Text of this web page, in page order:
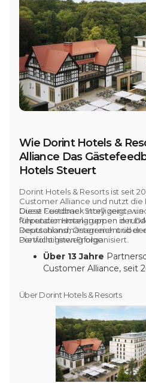
Wie Dorint Hotels &
Alliance Das
Hotels Steuert
Dorint Hotels & Resorts ist seit
Customer Alliance und nutzt die
Guest Feedback Intelligence
Reputationsmanagemen in
Deutschland, Österreich und
Diese Customer Story zeigt,
führenden Hotelgruppen der
Reputationsmanagement über
Portfolio hinweg organisiert.
Die wichtigsten Erfolge
Über 13 Jahre
Customer Alliance, seit
Deutschland, Österreich
Schweiz
Über 118.000
Bewertungen innerhalb
im Jahr 2025
AutomatisiertePost-
Befragungenin allen
Frühstücks-CSAT von
Über Dorint Hotels & Resorts